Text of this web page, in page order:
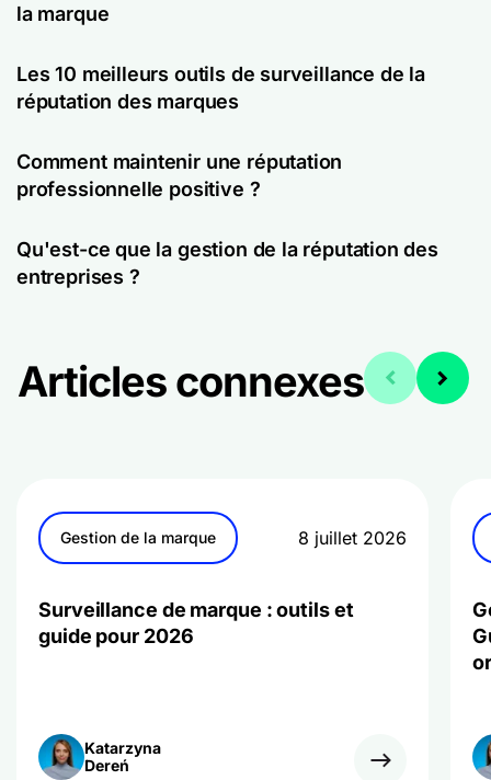
la marque
Les 10 meilleurs outils de surveillance de la
réputation des marques
Comment maintenir une réputation
professionnelle positive ?
Qu'est-ce que la gestion de la réputation des
entreprises ?
Articles connexes
Gestion de la marque 8 juillet 2026
Surveillance de marque : outils et
guide pour 2026
Katarzyna
Dereń